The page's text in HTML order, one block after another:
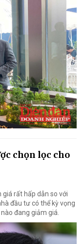
chọn lọc cho
rất hấp dẫn so với
đầu tư có thể kỳ vọng
đang giảm giá.